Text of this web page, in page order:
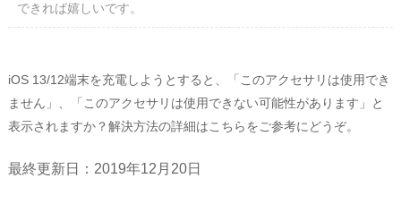
ダウンロード
サポート
言語選択
できれば嬉しいです。
iOS 13/12端末を充電しようとすると、「このアクセサリは使用でき
ません」、「このアクセサリは使用できない可能性があります」と
表示されますか？解決方法の詳細はこちらをご参考にどうぞ。
最終更新日：2019年12月20日